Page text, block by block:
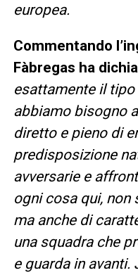
europea.
Commentando
Fàbregas ha
esattamente il
abbiamo bisogno
diretto e pieno di
predisposizione
avversarie e
ogni cosa qui,
ma anche di
una squadra che
e guarda in avanti.